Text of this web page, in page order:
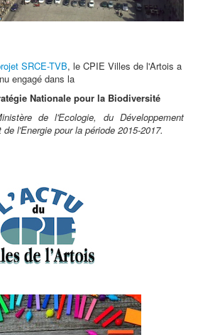
SRCE-TVB, le CPIE Villes de l'Artois a
engagé dans la
Nationale pour la Biodiversité
de l'Ecologie, du Développement
de l'Energie pour la période 2015-2017.